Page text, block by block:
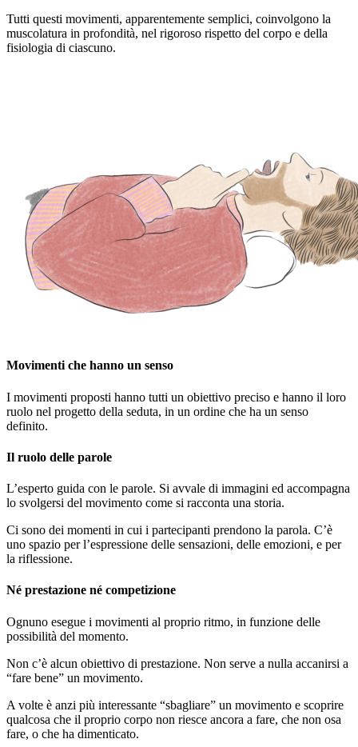
Tutti questi movimenti, apparentemente semplici, coinvolgono la
muscolatura in profondità, nel rigoroso rispetto del corpo e della
fisiologia di ciascuno.
Movimenti che hanno un senso
I movimenti proposti hanno tutti un obiettivo preciso e hanno il loro
ruolo nel progetto della seduta, in un ordine che ha un senso
definito.
Il ruolo delle parole
L’esperto guida con le parole. Si avvale di immagini ed accompagna
lo svolgersi del movimento come si racconta una storia.
Ci sono dei momenti in cui i partecipanti prendono la parola. C’è
uno spazio per l’espressione delle sensazioni, delle emozioni, e per
la riflessione.
Né prestazione né competizione
Ognuno esegue i movimenti al proprio ritmo, in funzione delle
possibilità del momento.
Non c’è alcun obiettivo di prestazione. Non serve a nulla accanirsi a
“fare bene” un movimento.
A volte è anzi più interessante “sbagliare” un movimento e scoprire
qualcosa che il proprio corpo non riesce ancora a fare, che non osa
fare, o che ha dimenticato.